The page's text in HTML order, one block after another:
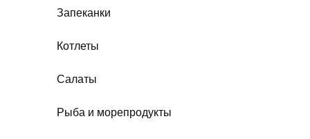
Запеканки
Котлеты
Салаты
Рыба и морепродукты